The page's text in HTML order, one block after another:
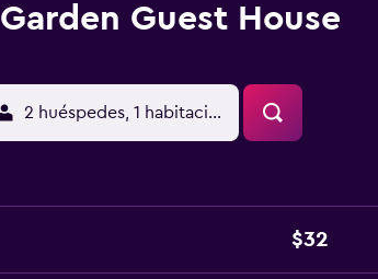
Garden Guest House
2 huéspedes, 1 habitación
$32